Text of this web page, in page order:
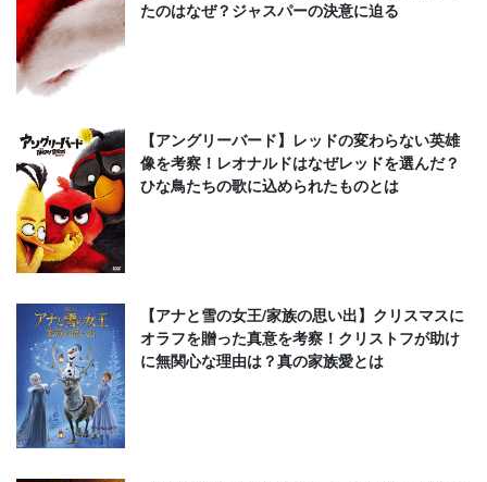
たのはなぜ？ジャスパーの決意に迫る
【アングリーバード】レッドの変わらない英雄
像を考察！レオナルドはなぜレッドを選んだ？
ひな鳥たちの歌に込められたものとは
【アナと雪の女王/家族の思い出】クリスマスに
オラフを贈った真意を考察！クリストフが助け
に無関心な理由は？真の家族愛とは